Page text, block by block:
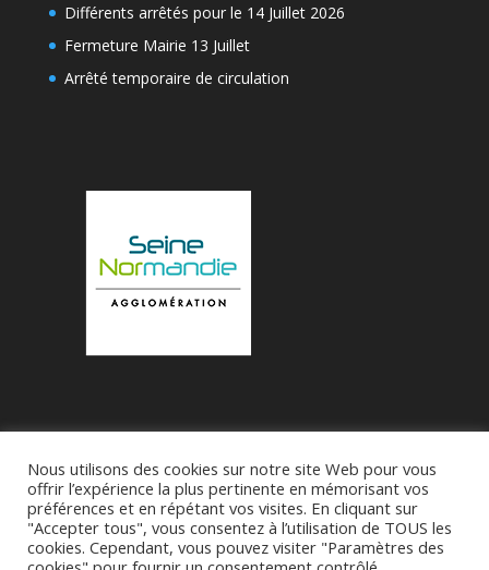
Différents arrêtés pour le 14 Juillet 2026
Fermeture Mairie 13 Juillet
Arrêté temporaire de circulation
Accueil Municipalité
Le Village de Bueil
Associations
Nous utilisons des cookies sur notre site Web pour vous
offrir l’expérience la plus pertinente en mémorisant vos
préférences et en répétant vos visites. En cliquant sur
"Accepter tous", vous consentez à l’utilisation de TOUS les
cookies. Cependant, vous pouvez visiter "Paramètres des